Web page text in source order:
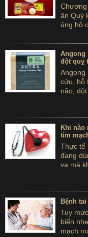
ân Quý
ủng hộ
Angong
đột quỵ
Angong
cứu, hỗ
não,
hộp gỗ
Khi nào
tim
Thực tế
đang
vạ mà
tác
mạch?
Bệnh
Tuy
biến
mạch